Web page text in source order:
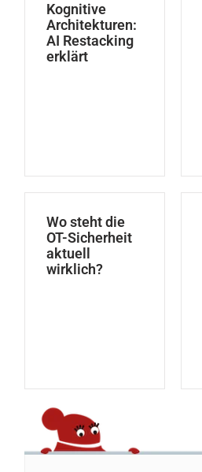
Kognitive
Architekturen:
AI Restacking
erklärt
Wo steht die
OT-Sicherheit
aktuell
wirklich?